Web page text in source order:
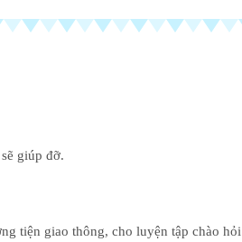
giúp đỡ.
tiện giao thông, cho luyện tập chào